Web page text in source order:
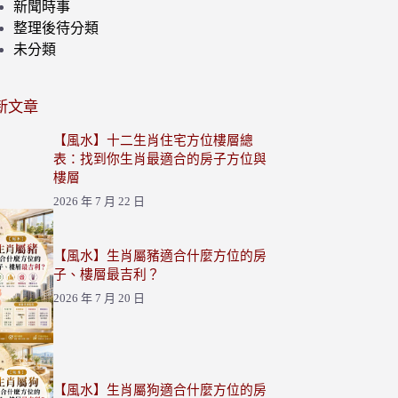
新聞時事
整理後待分類
未分類
文章
【風水】十二生肖住宅方位樓層總
表：找到你生肖最適合的房子方位與
樓層
2026 年 7 月 22 日
【風水】生肖屬豬適合什麼方位的房
子、樓層最吉利？
2026 年 7 月 20 日
【風水】生肖屬狗適合什麼方位的房